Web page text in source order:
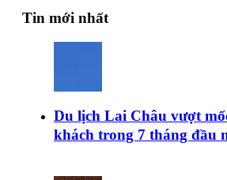
Tin mới nhất
Du lịch Lai Châu vượt
khách trong 7 tháng đầu